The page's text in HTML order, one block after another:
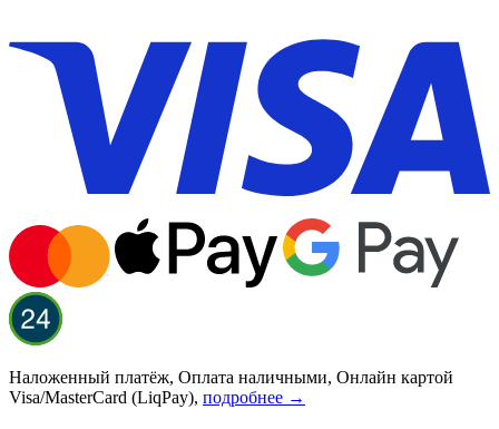
Наложенный платёж, Оплата наличными, Онлайн картой
Visa/MasterCard (LiqPay), подробнее →